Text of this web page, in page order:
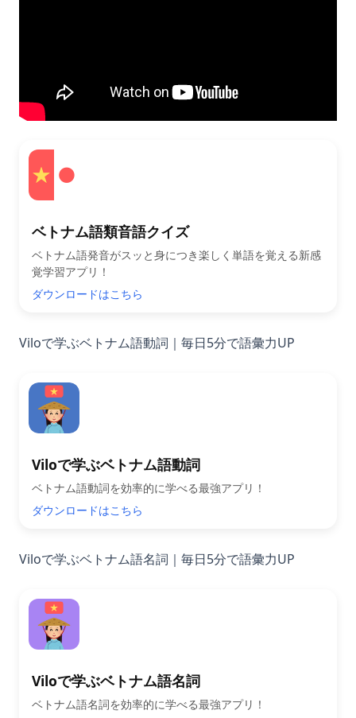
ベトナム語類音語クイズ
ベトナム語発音がスッと身につき楽しく単語を覚える新感
覚学習アプリ！
ダウンロードはこちら
Viloで学ぶベトナム語動詞｜毎日5分で語彙力UP
Viloで学ぶベトナム語動詞
ベトナム語動詞を効率的に学べる最強アプリ！
ダウンロードはこちら
Viloで学ぶベトナム語名詞｜毎日5分で語彙力UP
Viloで学ぶベトナム語名詞
ベトナム語名詞を効率的に学べる最強アプリ！